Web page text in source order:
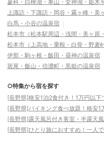
蓼科・白樺湖・車山・女神湖・姫木
上諏訪・下諏訪・岡谷・霧ヶ峰・美
白馬・小谷の温泉宿
松本市（松本駅周辺・浅間・美ヶ原
松本市（上高地・乗鞍・白骨・野麦
伊那・駒ヶ根・飯田・昼神の温泉宿
斑尾・飯山・信濃町・黒姫の温泉宿
○特集から宿を探す
[長野県]格安1泊2食付き！1万円以
[長野県]バイキング食べ放題！格安
[長野県]露天風呂付き客室・半露天
[長野県]ひとり旅におすすめ！一人